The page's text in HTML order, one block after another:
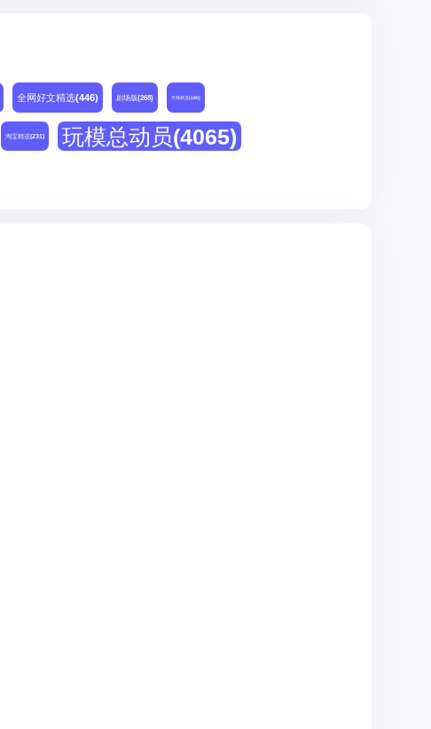
全网好文精选(446) 剧场版(268) 天猫精选(180)
淘宝精选(231) 玩模总动员(4065)